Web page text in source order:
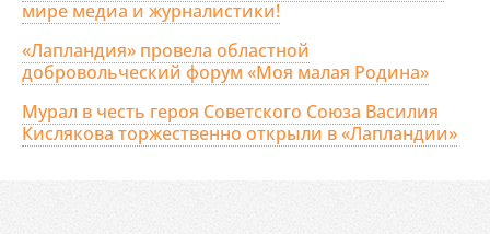
мире медиа и журналистики!
«Лапландия» провела областной
добровольческий форум «Моя малая Родина»
Мурал в честь героя Советского Союза Василия
Кислякова торжественно открыли в «Лапландии»